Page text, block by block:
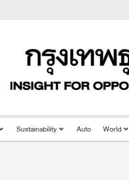
Sustainability Auto World